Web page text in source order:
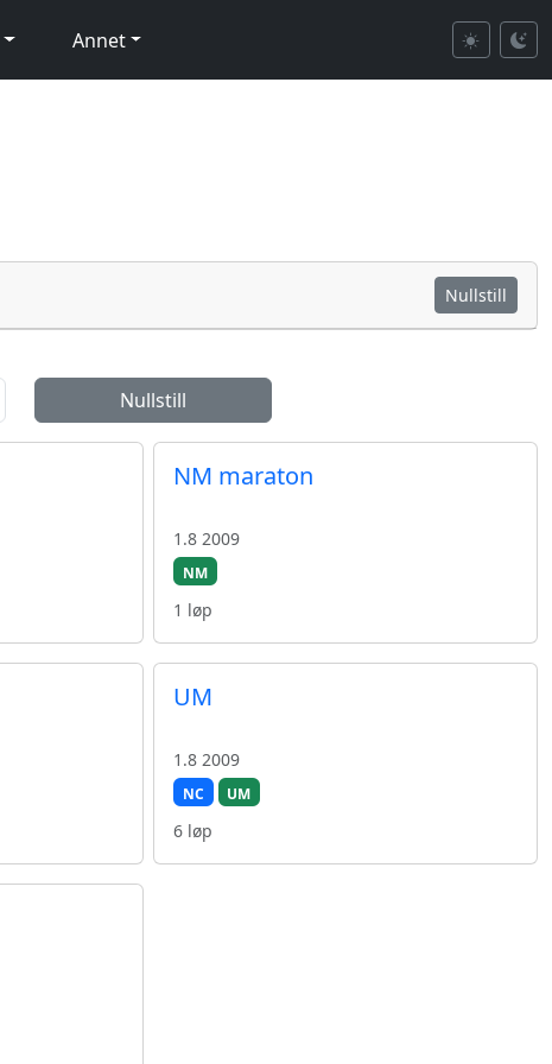
Annet
Nullstill
Nullstill
NM maraton
1.8 2009
NM
1 løp
UM
1.8 2009
NC UM
6 løp